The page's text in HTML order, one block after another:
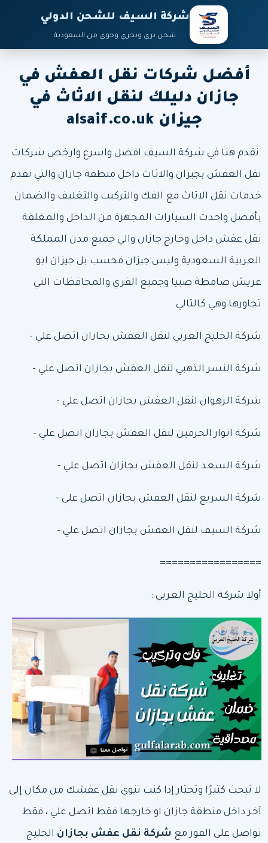
شركة السيف للشحن الدولي
شحن بري وبحري وجوي من السعودية
أفضل شركات نقل العفش في
جازان دليلك لنقل الاثاث في
جيزان alsaif.co.uk
نقدم هنا في شركة السيف افضل واسرع وارخص شركات
نقل العفش بجبزان والاثاث داخل منطقة جازان والتي تقدم
خدمات نقل الاثاث مع الفك والتركيب والتغليف والضمان
بأفضل واحدث السيارات المجهزة من الداخل والمغلقة
نقل عفش داخل وخارج جازان والي جميع مدن المملكة
العربية السعودية وليس جيزان فحسب بل جيزان ابو
عريش صامطة صبيا وجميع القري والمحافظات التي
تجاورها وهي كالتالي
شركة الخليج العربي لنقل العفش بجازان اتصل علي -
شركة النسر الذهبي لنقل العفش بجازان اتصل علي -
شركة الرهوان لنقل العفش بجازان اتصل علي -
شركة انوار الحرمين لنقل العفش بجازان اتصل علي -
شركة السعد لنقل العفش بجازان اتصل علي -
شركة السريع لنقل العفش بجازان اتصل علي -
شركة السيف لنقل العفش بجازان اتصل علي -
=================
أولا شركة الخليج العربي :
لا تبحث كثيرًا وتحتار إذا كنت تنوي نقل عفشك من مكان إلى
آخر داخل منطقة جازان او خارجها فقط اتصل علي ، فقط
تواصل على الفور مع شركة نقل عفش بجازان الخليج